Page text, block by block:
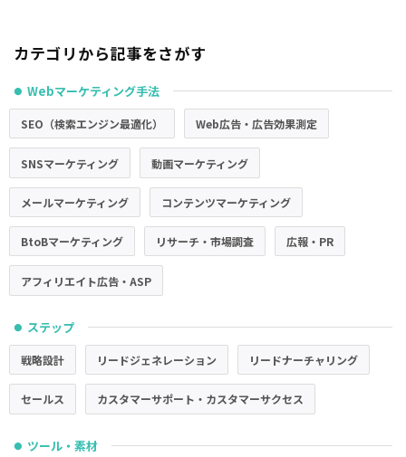
カテゴリから記事をさがす
● Webマーケティング手法
SEO（検索エンジン最適化） Web広告・広告効果測定
SNSマーケティング 動画マーケティング
メールマーケティング コンテンツマーケティング
BtoBマーケティング リサーチ・市場調査 広報・PR
アフィリエイト広告・ASP
● ステップ
戦略設計 リードジェネレーション リードナーチャリング
セールス カスタマーサポート・カスタマーサクセス
● ツール・素材